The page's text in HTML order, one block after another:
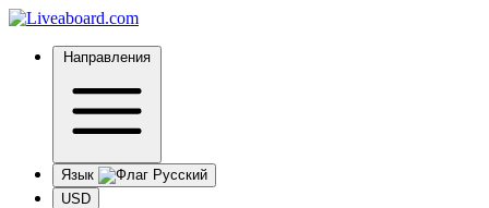
Направления
Язык
USD